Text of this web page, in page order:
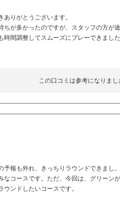
りがとうございます。
ちが多かったのですが、スタッフの方が
時間調整してスムーズにプレーできまし
この口コミは参考になりまし
予報も外れ、きっちりラウンドできまし
なコースです。ただ、今回は、グリーン
ンドしたいコースです。